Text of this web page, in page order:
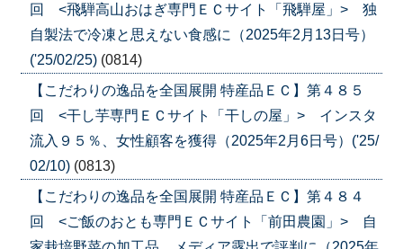
回 <飛騨高山おはぎ専門ＥＣサイト「飛騨屋」> 独
自製法で冷凍と思えない食感に（2025年2月13日号）
('25/02/25) (0814)
【こだわりの逸品を全国展開 特産品ＥＣ】第４８５
回 <干し芋専門ＥＣサイト「干しの屋」> インスタ
流入９５％、女性顧客を獲得（2025年2月6日号）('25/
02/10) (0813)
【こだわりの逸品を全国展開 特産品ＥＣ】第４８４
回 <ご飯のおとも専門ＥＣサイト「前田農園」> 自